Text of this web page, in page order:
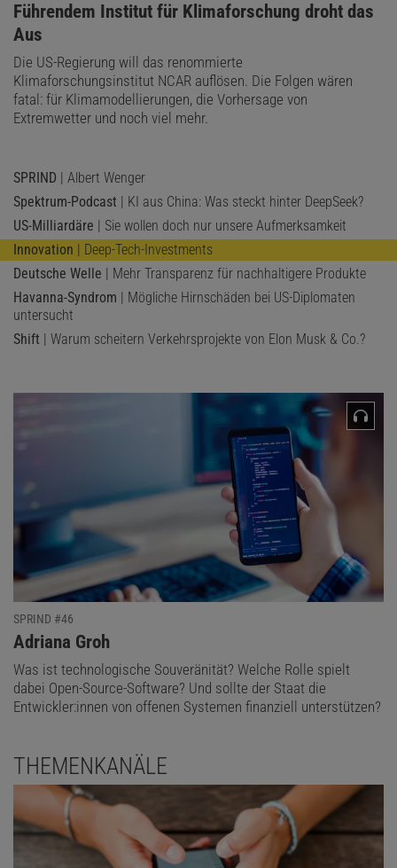
:Führendem Institut für Klimaforschung droht das
Aus
Die US-Regierung will das renommierte
Klimaforschungsinstitut NCAR auflösen. Die Folgen wären
fatal: für Klimamodellierungen, die Vorhersage von
Extremwetter und noch viel mehr.
SPRIND | Albert Wenger
Spektrum-Podcast | KI aus China: Was steckt hinter DeepSeek?
US-Milliardäre
| Sie wollen doch nur unsere Aufmerksamkeit
Innovation | Deep-Tech-Investments
Deutsche Welle | Mehr Transparenz für nachhaltigere Produkte
Havanna-Syndrom | Mögliche Hirnschäden bei US-Diplomaten
untersucht
Shift | Warum scheitern Verkehrsprojekte von Elon Musk & Co.?
SPRIND #46
:
Adriana Groh
Was ist technologische Souveränität? Welche Rolle spielt
dabei Open-Source-Software? Und sollte der Staat die
Entwickler:innen von offenen Systemen finanziell unterstützen?
THEMENKANÄLE